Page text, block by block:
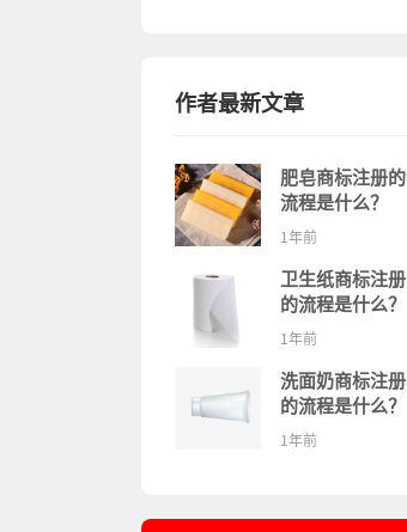
作者最新文章
肥皂商标注册的
流程是什么？
1年前
卫生纸商标注册
的流程是什么？
1年前
洗面奶商标注册
的流程是什么？
1年前